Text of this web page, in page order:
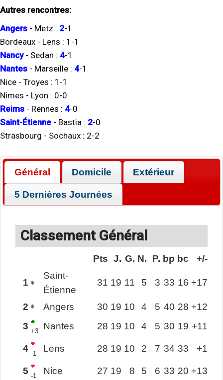
Autres rencontres:
Angers - Metz : 2-1
Bordeaux - Lens : 1 -1
Nancy- Sedan : 4-1
Nantes - Marseille : 4-1
Nice - Troyes : 1 -1
Nîmes - Lyon : 0-0
Reims - Rennes : 4-0
Saint-Étienne - Bastia : 2-0
Strasbourg - Sochaux : 2-2
Général Domicile Extérieur
5 Dernières Journées
Classement Général
Pts J. G. N. P. bp bc +/-
1
Saint-
Étienne
31 19 11 5 3 33 16 +17
2 Angers 30 19 10 4 5 40 28 +12
3 +3 Nantes 28 19 10 4 5 30 19 +11
4 -1 Lens 28 19 10 2 7 34 33 +1
5 -1 Nice 27 19 8 5 6 33 20 +13